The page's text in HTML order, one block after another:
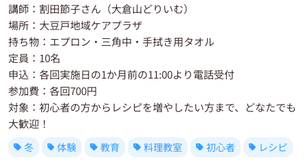
講師：割田節子さん（大倉山どりいむ）
場所：大豆戸地域ケアプラザ
持ち物：エプロン・三角中・手拭き用タオル
定員：10名
申込：各回実施日の1か月前の11:00より電話受付
参加費：各回700円
対象：初心者の方からレシピを増やしたい方まで、どなたでも
大歓迎！
冬 体験 教育 料理教室 初心者
レシピ